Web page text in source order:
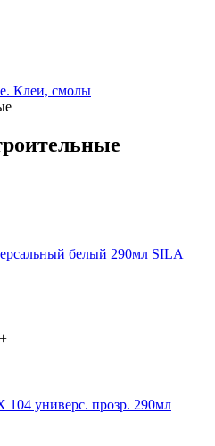
Клеи, смолы
белый 290мл SILA
+
104 универс. прозр. 290мл